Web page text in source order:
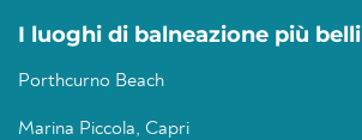
I luoghi di balneazione più belli
Porthcurno Beach
Marina Piccola, Capri